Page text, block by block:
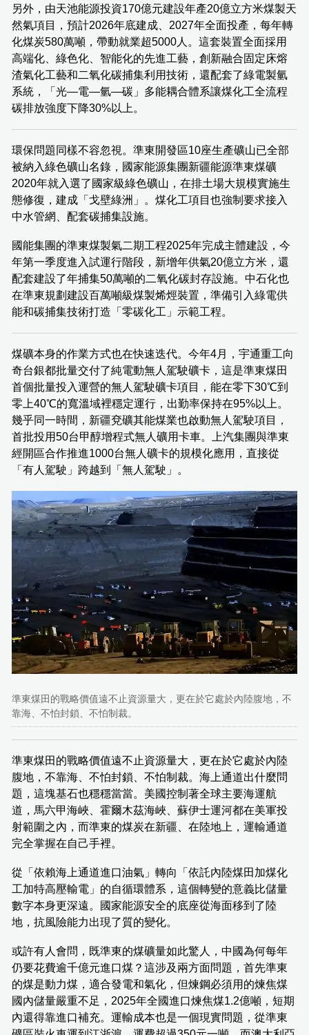
另外，由天池能源投資170億元建設年產20億立方米煤製天
然氣項目，預計2026年底建成、2027年全面投產，每年轉
化煤炭580萬噸，帶動就業超5000人。這套裝置全面採用
高端化、綠色化、智能化的先進工藝，創新融合固定床熔
渣氣化工藝和二氧化碳捕集利用技術，還配套了綠電製氫
系統，「光—電—氫—碳」多能耦合體系讓煤化工全流程
碳排放強度下降30%以上。
環保問題同樣不容忽視。準東開發區10座生產礦山已全部
被納入綠色礦山名錄，國家能源集團新疆能源準東煤礦
2020年就入選了國家級綠色礦山，在排土場大規模實施生
態修復，建成「戈壁綠洲」。煤化工項目也強制要求接入
中水管網、配套碳捕集設施。
國能集團的準東煤製氣二期工程2025年完成主體建設，今
年第一季度進入試運行階段，新增年供氣20億立方米，還
配套建設了年捕集50萬噸的二氧化碳封存設施。中石化也
在準東規劃建設百萬噸級煤製烯烴裝置，準備引入綠電供
能和碳捕集技術打造「零碳化工」示範工程。
煤礦本身的作業方式也在快速迭代。今年4月，宇通重工向
奇台銀都批量交付了純電動無人駕駛礦卡，這是準東煤田
首個批量投入運營的無人駕駛礦卡項目，能在零下30℃到
零上40℃的寬溫域裡穩定運行，出勤率保持在95%以上。
幾乎同一時間，新疆兗礦其能煤業也啟動無人駕駛項目，
首批投用50台甲醇增程式無人礦用卡車。上汽集團與準東
經開區合作推進1000台無人礦卡的規模化應用，直接從
「有人駕駛」跨越到「無人駕駛」。
準東煤田的戰略價值遠不止資源量大，更在於它處於內陸腹地，不
靠海、不怕封鎖、不怕制裁。
準東煤田的戰略價值遠不止資源量大，更在於它處於內陸
腹地，不靠海、不怕封鎖、不怕制裁。海上通道出什麼問
題，這塊基石也穩穩當當。美國控制著全球主要海運航
道，馬六甲海峽、霍爾木茲海峽、蘇伊士運河都在美軍投
射範圍之內，而準東的煤炭在新疆、在陸地上，運輸通道
完全掌握在自己手裡。
從「依賴海上通道進口油氣」轉向「依託內陸煤田加煤化
工加特高壓輸電」的自循環體系，這個轉變的意義比儲量
數字本身更深遠。國家能源安全的底座從海面移到了陸
地，抗風險能力出現了質的變化。
或許有人會問，既準東的煤礦量如此驚人，中國為何每年
仍要花費逾千億元進口煤？這涉及兩方面問題，首先準東
的煤是動力煤，適合發電和氣化，但煉鋼必須用的煉焦煤
國內儲量嚴重不足，2025年全國進口煉焦煤1.2億噸，短期
內還得靠進口補充。運輸成本也是一個現實問題，從準東